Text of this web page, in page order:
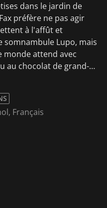
dans le jardin de
préfère ne pas agir
à l'affût et
Lupo, mais
au chocolat de grand-
disparu. Les détectives
elle. Elle est très
Nudelmann voulait
, Français